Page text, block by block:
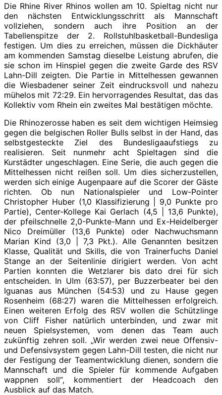
Die Rhine River Rhinos wollen am 10. Spieltag nicht nur
den nächsten Entwicklungsschritt als Mannschaft
vollziehen, sondern auch ihre Position an der
Tabellenspitze der 2. Rollstuhlbasketball-Bundesliga
festigen. Um dies zu erreichen, müssen die Dickhäuter
am kommenden Samstag dieselbe Leistung abrufen, die
sie schon im Hinspiel gegen die zweite Garde des RSV
Lahn-Dill zeigten. Die Partie in Mittelhessen gewannen
die Wiesbadener seiner Zeit eindrucksvoll und nahezu
mühelos mit 72:29. Ein hervorragendes Resultat, das das
Kollektiv vom Rhein ein zweites Mal bestätigen möchte.
Die Rhinozerosse haben es seit dem wichtigen Heimsieg
gegen die belgischen Roller Bulls selbst in der Hand, das
selbstgesteckte Ziel des Bundesligaaufstiegs zu
realisieren. Seit nunmehr acht Spieltagen sind die
Kurstädter ungeschlagen. Eine Serie, die auch gegen die
Mittelhessen nicht reißen soll. Um dies sicherzustellen,
werden sich einige Augenpaare auf die Scorer der Gäste
richten. Ob nun Nationalspieler und Low-Pointer
Christopher Huber (1,0 Klassifizierung | 9,0 Punkte pro
Partie), Center-Kollege Kai Gerlach (4,5 | 13,6 Punkte),
der pfeilschnelle 2,0-Punkte-Mann und Ex-Heidelberger
Nico Dreimüller (13,6 Punkte) oder Nachwuchsmann
Marian Kind (3,0 | 7,3 Pkt.). Alle Genannten besitzen
Klasse, Qualität und Skills, die von Trainerfuchs Daniel
Stange an der Seitenlinie dirigiert werden. Von acht
Partien konnten die Wetzlarer bis dato drei für sich
entscheiden. In Ulm (63:57), per Buzzerbeater bei den
Iguanas aus München (54:53) und zu Hause gegen
Rosenheim (68:27) waren die Mittelhessen erfolgreich.
Einen weiteren Erfolg des RSV wollen die Schützlinge
von Cliff Fisher natürlich unterbinden, und zwar mit
neuen Spielsystemen, vom denen das Team auch
zukünftig zehren soll. „Wir werden zwei neue Offensiv-
und Defensivsystem gegen Lahn-Dill testen, die nicht nur
der Festigung der Teamentwicklung dienen, sondern die
Mannschaft und die Spieler für kommende Aufgaben
wappnen soll“, kommentiert der Headcoach den
Ausblick auf das Match.